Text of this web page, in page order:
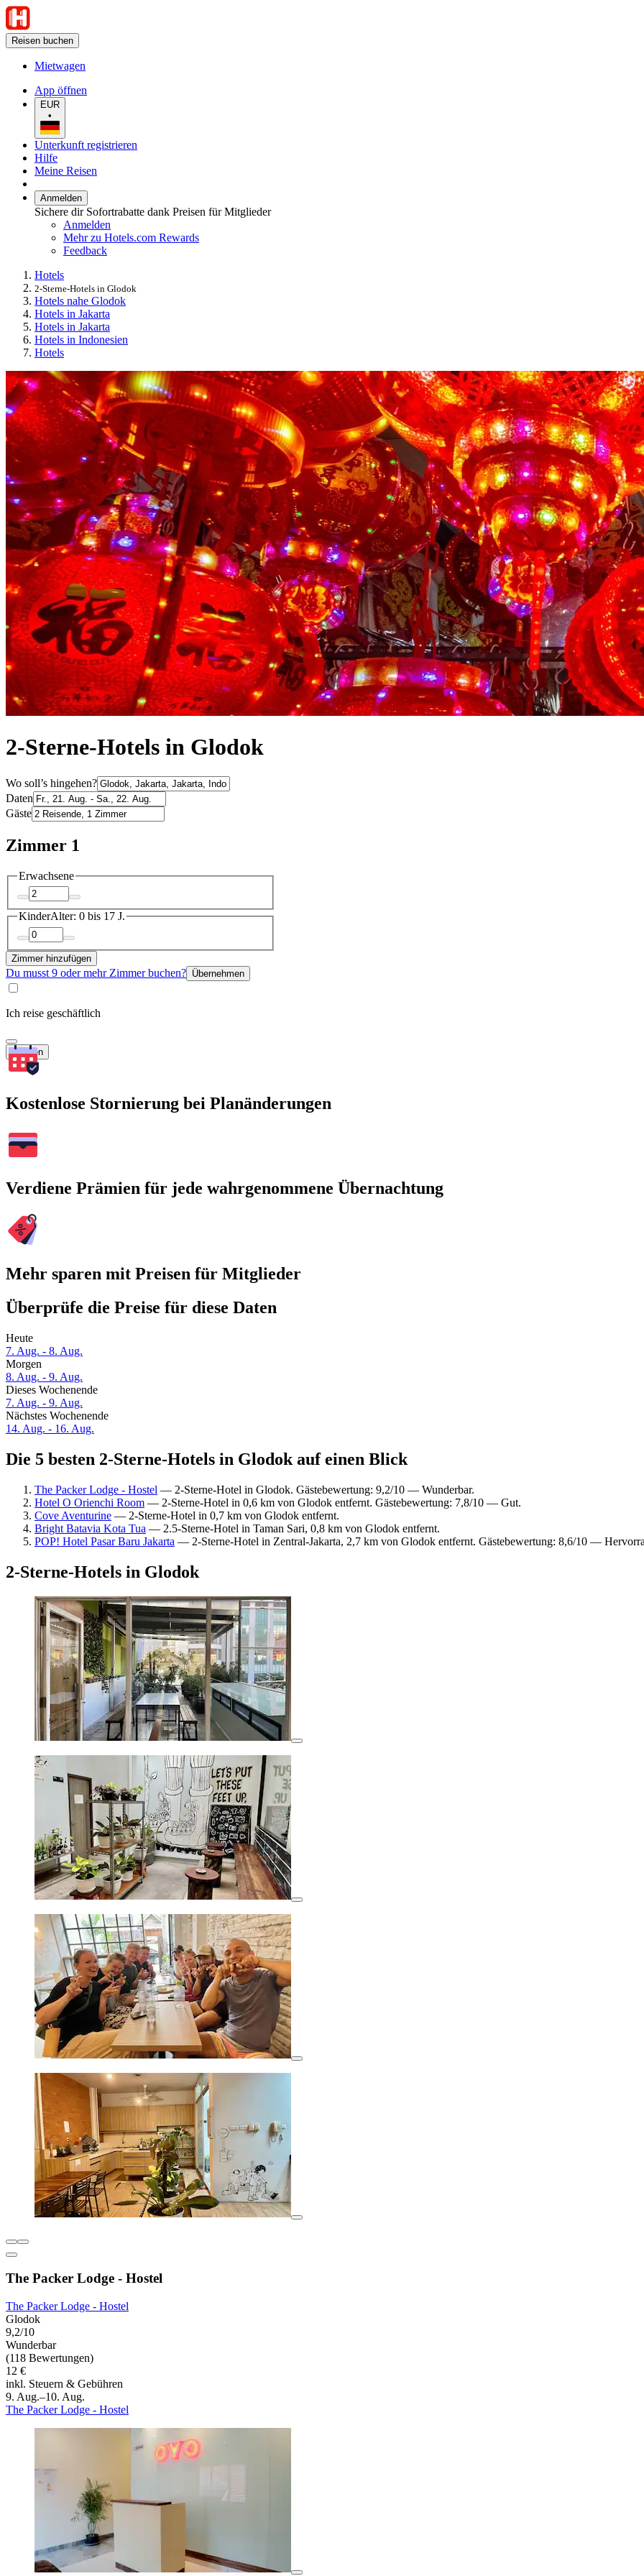
Reisen buchen
Mietwagen
App öffnen
EUR
•
Unterkunft registrieren
Hilfe
Meine Reisen
Anmelden
Sichere dir Sofortrabatte dank Preisen für Mitglieder
Anmelden
Mehr zu Hotels.com Rewards
Feedback
Hotels
2-Sterne-Hotels in Glodok
Hotels nahe Glodok
Hotels in Jakarta
Hotels in Jakarta
Hotels in Indonesien
Hotels
2-Sterne-Hotels in Glodok
Wo soll’s hingehen?
Daten
Gäste
Zimmer 1
Erwachsene
KinderAlter: 0 bis 17 J.
Zimmer hinzufügen
Du musst 9 oder mehr Zimmer buchen? Übernehmen
Ich reise geschäftlich
Suchen
Kostenlose Stornierung bei Planänderungen
Verdiene Prämien für jede wahrgenommene Übernachtung
Mehr sparen mit Preisen für Mitglieder
Überprüfe die Preise für diese Daten
Heute
7. Aug. - 8. Aug.
Morgen
8. Aug. - 9. Aug.
Dieses Wochenende
7. Aug. - 9. Aug.
Nächstes Wochenende
14. Aug. - 16. Aug.
Die 5 besten 2-Sterne-Hotels in Glodok auf einen Blick
The Packer Lodge - Hostel — 2-Sterne-Hotel in Glodok. Gästebewertung: 9,2/10 — Wunderbar.
Hotel O Orienchi Room — 2-Sterne-Hotel in 0,6 km von Glodok entfernt. Gästebewertung: 7,8/10 — Gut.
Cove Aventurine — 2-Sterne-Hotel in 0,7 km von Glodok entfernt.
Bright Batavia Kota Tua — 2.5-Sterne-Hotel in Taman Sari, 0,8 km von Glodok entfernt.
POP! Hotel Pasar Baru Jakarta — 2-Sterne-Hotel in Zentral-Jakarta, 2,7 km von Glodok entfernt. Gästebewertung: 8,6/10 —
2-Sterne-Hotels in Glodok
The Packer Lodge - Hostel
The Packer Lodge - Hostel
Glodok
9,2/10
Wunderbar
(118 Bewertungen)
12 €
inkl. Steuern & Gebühren
9. Aug.–10. Aug.
The Packer Lodge - Hostel